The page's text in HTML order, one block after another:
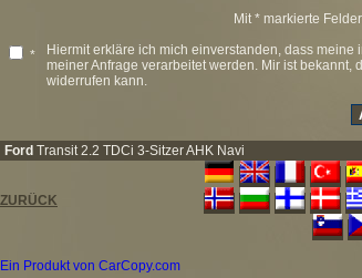
Mit * markierte
*
Hiermit erkläre ich mich einverstanden, dass
meiner Anfrage verarbeitet werden. Mir ist
widerrufen kann.
Ford Transit 2.2 TDCi 3-Sitzer AHK Navi
ZURÜCK
Ein Produkt von CarCopy.com